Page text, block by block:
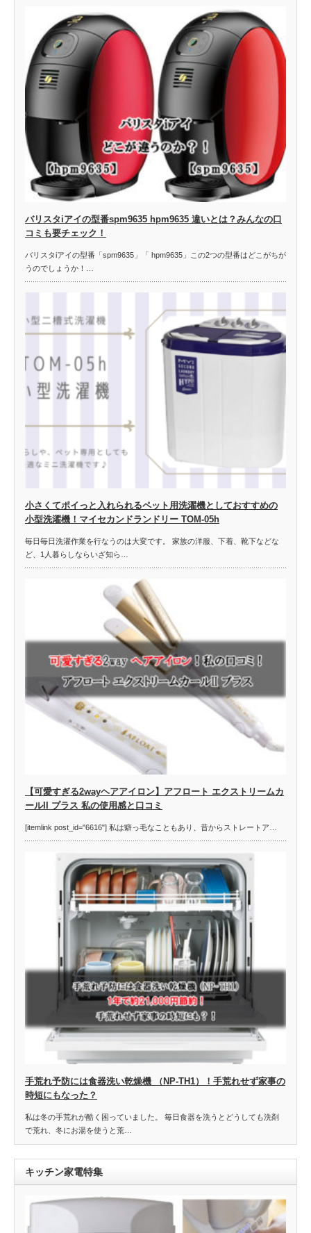
バリスタiアイの型番spm9635 hpm9635 違いとは？みんなの口
コミも要チェック！
バリスタiアイの型番「spm9635」「 hpm9635」この2つの型番はどこがちが
うのでしょうか！…
小さくてポイっと入れられるペット用洗濯機としておすすめの
小型洗濯機！マイセカンドランドリー TOM-05h
毎日毎日洗濯作業を行なうのは大変です。 家族の洋服、下着、靴下などな
ど、1人暮らしならいざ知ら…
【可愛すぎる2wayヘアアイロン】アフロート エクストリームカ
ールII プラス 私の使用感と口コミ
[itemlink post_id="6616"] 私は癖っ毛なこともあり、昔からストレートア…
手荒れ予防には食器洗い乾燥機 （NP-TH1）！手荒れせず家事の
時短にもなった？
私は冬の手荒れが酷く困っていました。 毎日食器を洗うとどうしても洗剤
で荒れ、冬にお湯を使うと荒…
キッチン家電特集